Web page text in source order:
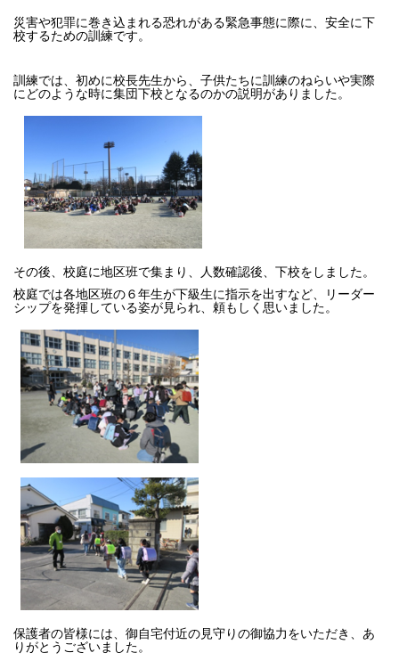
災害や犯罪に巻き込まれる恐れがある緊急事態に際に、安全に下
校するための訓練です。
訓練では、初めに校長先生から、子供たちに訓練のねらいや実際
にどのような時に集団下校となるのかの説明がありました。
その後、校庭に地区班で集まり、人数確認後、下校をしました。
校庭では各地区班の６年生が下級生に指示を出すなど、リーダー
シップを発揮している姿が見られ、頼もしく思いました。
保護者の皆様には、御自宅付近の見守りの御協力をいただき、あ
りがとうございました。